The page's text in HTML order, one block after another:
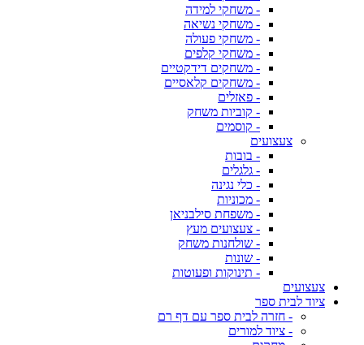
- משחקי למידה
- משחקי נשיאה
- משחקי פעולה
- משחקי קלפים
- משחקים דידקטיים
- משחקים קלאסיים
- פאזלים
- קוביות משחק
- קוסמים
צעצועים
- בובות
- גלגלים
- כלי נגינה
- מכוניות
- משפחת סילבניאן
- צעצועים מעץ
- שולחנות משחק
- שונות
- תינוקות ופעוטות
צעצועים
ציוד לבית ספר
- חזרה לבית ספר עם דף רם
- ציוד למורים